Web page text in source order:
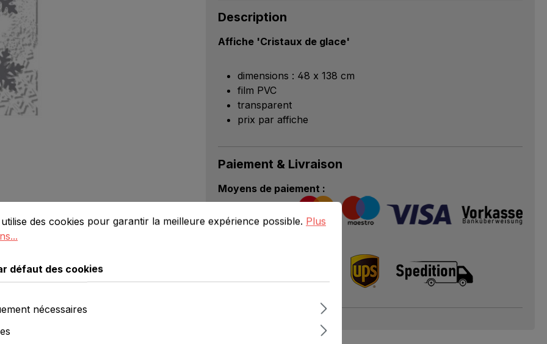
Description
Affiche 'Cristaux de glace'
dimensions : 48 x 138 cm
film PVC
transparent
prix par affiche
Paiement & Livraison
Moyens de paiement :
des cookies
des cookies pour garantir la meilleure expérience possible.
Plus d'informations...
des cookies pour garantir la meilleure expérience possible. Plus
défaut des cookies
nécessaires